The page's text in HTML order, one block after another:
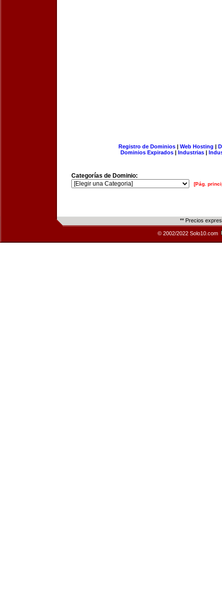
Registro de Dominios| Web Hosting |
Dominios Expirados | Industrias |
Categorías de Dominio:
[Pág.
** Precios
© 2002/2022 Solo10.com